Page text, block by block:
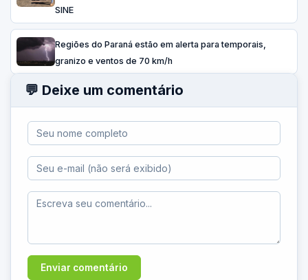
SINE
Regiões do Paraná estão em alerta para temporais,
granizo e ventos de 70 km/h
💬 Deixe um comentário
Enviar comentário